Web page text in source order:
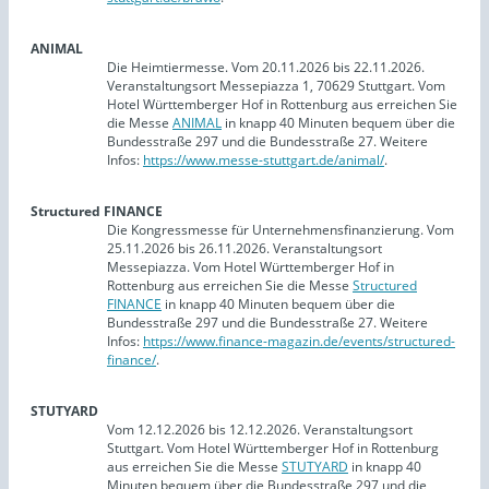
ANIMAL
Die Heimtiermesse. Vom 20.11.2026 bis 22.11.2026.
Veranstaltungsort Messepiazza 1, 70629 Stuttgart. Vom
Hotel Württemberger Hof in Rottenburg aus erreichen Sie
die Messe ANIMAL in knapp 40 Minuten bequem über die
Bundesstraße 297 und die Bundesstraße 27. Weitere
Infos: https://www.messe-stuttgart.de/animal/.
Structured FINANCE
Die Kongressmesse für Unternehmensfinanzierung. Vom
25.11.2026 bis 26.11.2026. Veranstaltungsort
Messepiazza. Vom Hotel Württemberger Hof in
Rottenburg aus erreichen Sie die Messe Structured
FINANCE in knapp 40 Minuten bequem über die
Bundesstraße 297 und die Bundesstraße 27. Weitere
Infos: https://www.finance-magazin.de/events/structured-
finance/.
STUTYARD
Vom 12.12.2026 bis 12.12.2026. Veranstaltungsort
Stuttgart. Vom Hotel Württemberger Hof in Rottenburg
aus erreichen Sie die Messe STUTYARD in knapp 40
Minuten bequem über die Bundesstraße 297 und die